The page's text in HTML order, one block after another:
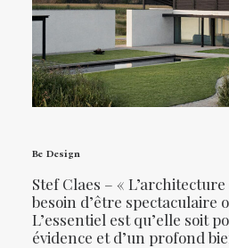
Be Design
Stef Claes – «
besoin d’être spectaculaire
L’essentiel est qu’elle soit
évidence et d’un profond